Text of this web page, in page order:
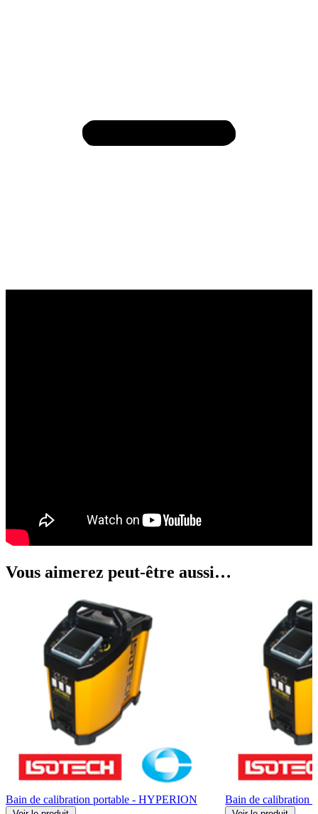
Vous aimerez peut-être aussi…
Bain de calibration portable - HYPERION Bain de calibration